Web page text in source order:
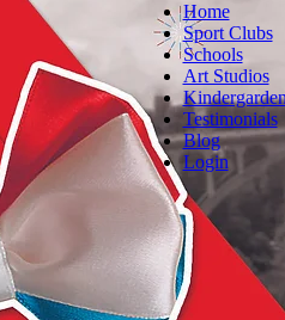
Home
Sport Clubs
Schools
Art Studios
Testimonials
Blog
Login